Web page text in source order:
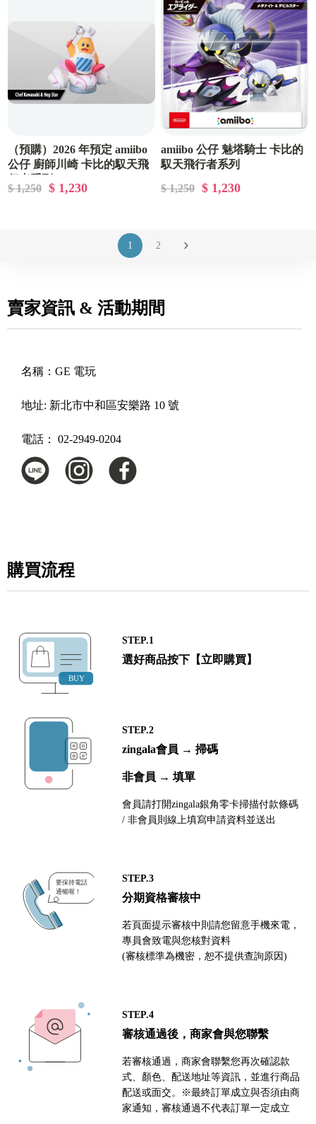
（預購）2026 年預定 amiibo
公仔 廚師川崎 卡比的馭天飛
$ 1,250 $ 1,230
amiibo 公仔 魅塔騎士 卡比的
馭天飛行者系列
$ 1,250
$ 1,230
1 2
賣家資訊 & 活動期間
名稱： GE 電玩
地址: 新北市中和區安樂路 10 號
電話： 02-2949-0204
購買流程
STEP.1
選好商品按下【立即購買】
STEP.2
zingala會員 → 掃碼
非會員 → 填單
會員請打開zingala銀角零卡掃描付款條碼
/ 非會員則線上填寫申請資料並送出
STEP.3
分期資格審核中
若頁面提示審核中則請您留意手機來電，
專員會致電與您核對資料
(審核標準為機密，恕不提供查詢原因)
STEP.4
審核通過後，商家會與您聯繫
若審核通過，商家會聯繫您再次確認款
式、顏色、配送地址等資訊，並進行商品
配送或面交。※最終訂單成立與否須由商
家通知，審核通過不代表訂單一定成立